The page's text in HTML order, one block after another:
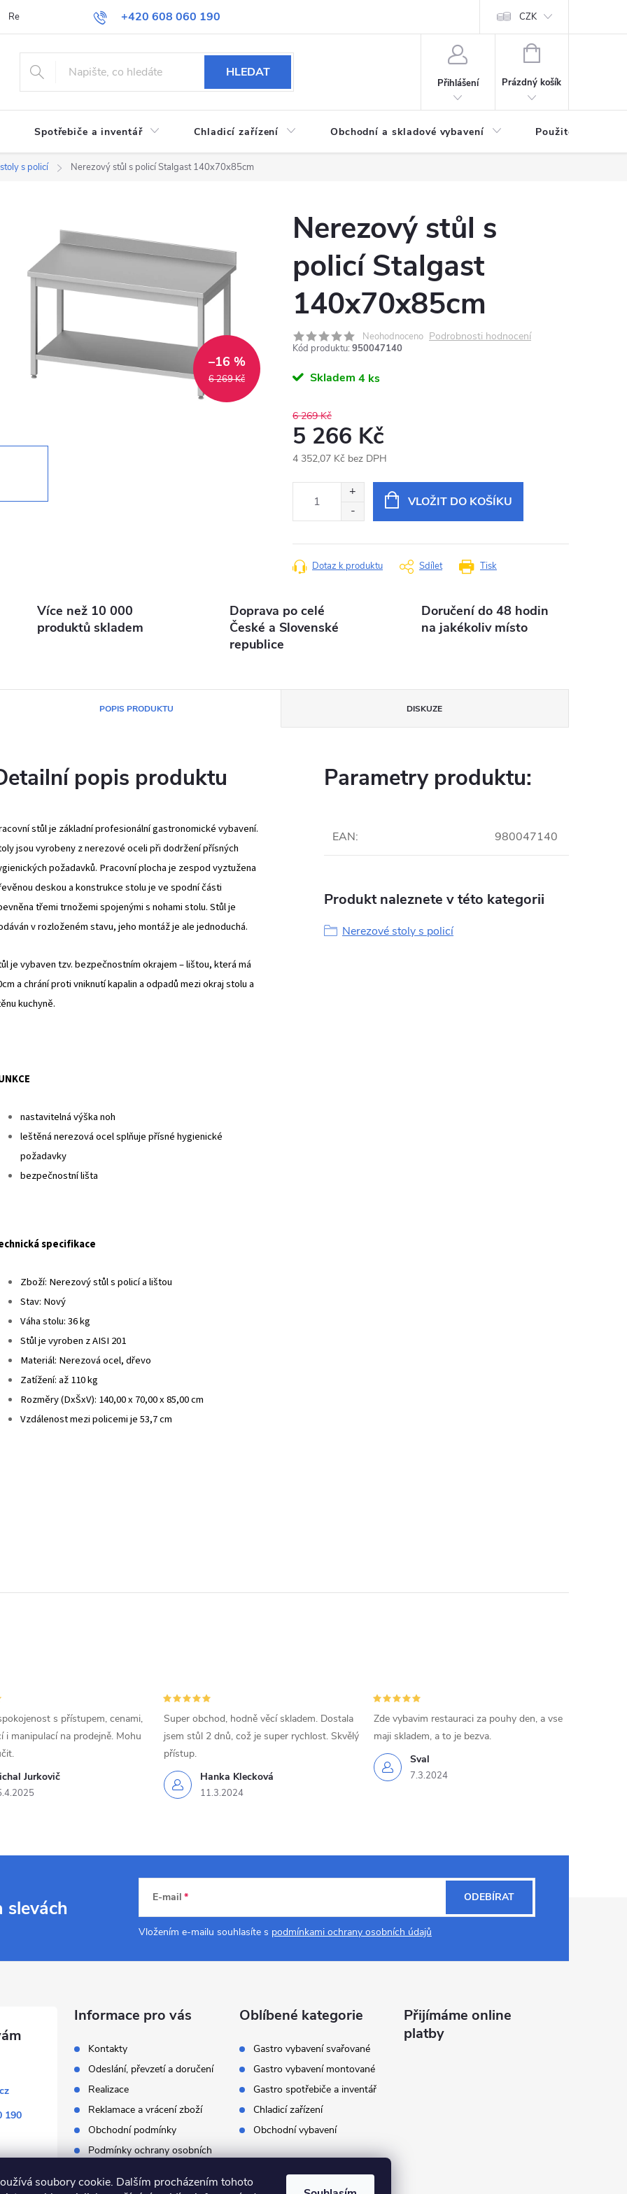
soubory cookie. Dalším procházením tohoto
+420 608 060 190
Reklamace a vrácení zboží Obchodní podmínky CZK
HLEDAT
Přihlášení
NÁKUPNÍ
Prázdný košík
Spotřebiče a inventář Chladicí zařízení Obchodní a skladové vybavení Použité
s policí Nerezový stůl s policí Stalgast 140x70x85cm
6 269 Kč
–16 %
Nerezový stůl s
policí Stalgast
140x70x85cm
Neohodnoceno Podrobnosti hodnocení
Kód produktu: 950047140
Skladem 4 ks
6 269 Kč
5 266 Kč
4 352,07 Kč bez DPH
VLOŽIT DO KOŠÍKU
Tisk
Dotaz k produktu Sdílet
Více než 10 000
produktů skladem
Doprava po celé
České a Slovenské
republice
Doručení do 48 hodin
na jakékoliv místo
POPIS PRODUKTU DISKUZE
popis produktu
stůl je základní profesionální gastronomické vybavení.
jsou vyrobeny z nerezové oceli při dodržení přísných
požadavků. Pracovní plocha je zespod vyztužena
deskou a konstrukce stolu je ve spodní části
třemi trnožemi spojenými s nohami stolu. Stůl je
v rozloženém stavu, jeho montáž je ale jednoduchá.
je vybaven tzv. bezpečnostním okrajem – lištou, která má
a chrání proti vniknutí kapalin a odpadů mezi okraj stolu a
kuchyně.
nastavitelná výška noh
leštěná nerezová ocel splňuje přísné hygienické
požadavky
bezpečnostní lišta
specifikace
Zboží: Nerezový stůl s policí a lištou
Stav: Nový
Váha stolu: 36 kg
Stůl je vyroben z AISI 201
Materiál: Nerezová ocel, dřevo
Zatížení: až 110 kg
Rozměry (DxŠxV): 140,00 x 70,00 x 85,00 cm
Vzdálenost mezi policemi je 53,7 cm
Parametry produktu:
EAN: 980047140
Produkt naleznete v této kategorii
Nerezové stoly s policí
Jurkovič
s přístupem, cenami,
i manipulací na prodejně. Mohu
Hanka Klecková
11.3.2024
Super obchod, hodně věcí skladem. Dostala
jsem stůl 2 dnů, což je super rychlost. Skvělý
přístup.
Sval
7.3.2024
Zde vybavim restauraci za pouhy den, a vse
maji skladem, a to je bezva.
slevách E-mail
Vložením e-mailu souhlasíte s podmínkami ochrany osobních údajů
ODEBÍRAT
190
Informace pro vás
Kontakty
Odeslání, převzetí a doručení
Realizace
Reklamace a vrácení zboží
Obchodní podmínky
Podmínky ochrany osobních
údajů
Oblíbené kategorie
Gastro vybavení svařované
Gastro vybavení montované
Gastro spotřebiče a inventář
Chladicí zařízení
Obchodní vybavení
Přijímáme online
platby